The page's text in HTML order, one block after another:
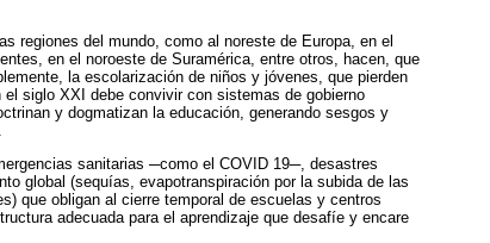
regiones del mundo, como al noreste de Europa, en el
en el noroeste de Suramérica, entre otros, hacen, que
la escolarización de niños y jóvenes, que pierden
siglo XXI debe convivir con sistemas de gobierno
y dogmatizan la educación, generando sesgos y
sanitarias ─como el COVID 19─, desastres
global (sequías, evapotranspiración por la subida de las
que obligan al cierre temporal de escuelas y centros
adecuada para el aprendizaje que desafíe y encare